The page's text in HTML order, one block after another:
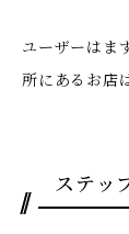
ユーザーはま
所にあるお店
ステッ